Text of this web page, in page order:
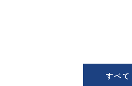
すべて